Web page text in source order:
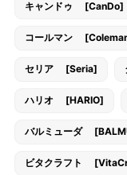
キャンドゥ [CanDo]
コールマン
セリア [Seria]
ハリオ [HARIO]
バルミューダ
ビタクラフト